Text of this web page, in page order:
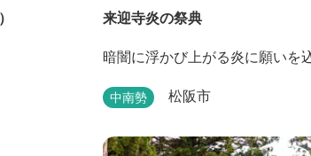
来迎寺炎の祭典
暗闇に浮かび上がる炎に願いを
中南勢 松阪市